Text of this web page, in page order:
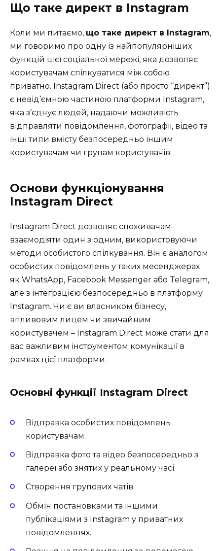
Що таке директ в Instagram
Коли ми питаємо, що таке директ в Instagram,
ми говоримо про одну із найпопулярніших
функцій цієї соціальної мережі, яка дозволяє
користувачам спілкуватися між собою
приватно. Instagram Direct (або просто “директ”)
є невід’ємною частиною платформи Instagram,
яка з’єднує людей, надаючи можливість
відправляти повідомлення, фотографії, відео та
інші типи вмісту безпосередньо іншим
користувачам чи групам користувачів.
Основи функціонування
Instagram Direct
Instagram Direct дозволяє споживачам
взаємодіяти один з одним, використовуючи
методи особистого спілкування. Він є аналогом
особистих повідомлень у таких месенджерах
як WhatsApp, Facebook Messenger або Telegram,
але з інтеграцією безпосередньо в платформу
Instagram. Чи є ви власником бізнесу,
впливовим лицем чи звичайним
користувачем – Instagram Direct може стати для
вас важливим інструментом комунікації в
рамках цієї платформи.
Основні функції Instagram Direct
Відправка особистих повідомлень
користувачам.
Відправка фото та відео безпосередньо з
галереї або знятих у реальному часі.
Створення групових чатів.
Обмін постановками та іншими
публікаціями з Instagram у приватних
повідомленнях.